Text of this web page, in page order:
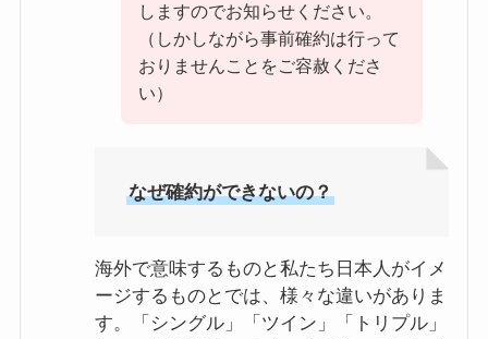
しますのでお知らせください。
（しかしながら事前確約は行って
おりませんことをご容赦くださ
い）
なぜ確約ができないの？
海外で意味するものと私たち日本人がイメ
ージするものとでは、様々な違いがありま
す。「シングル」「ツイン」「トリプル」